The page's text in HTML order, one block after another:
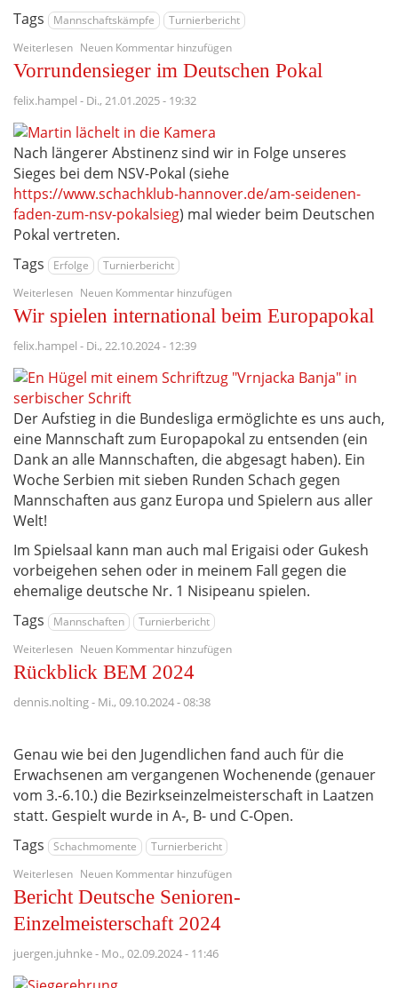
Tags Mannschaftskämpfe
Turnierbericht
Weiterlesen über
Abstiegsgespenster
am
Neuen Kommentar hinzufügen
Vorrundensieger im Deutschen Pokal
felix.hampel - Di., 21.01.2025 - 19:32
Nach längerer Abstinenz sind wir in Folge unseres
Sieges bei dem NSV-Pokal (siehe
https://www.schachklub-hannover.de/am-seidenen-
faden-zum-nsv-pokalsieg) mal wieder beim Deutschen
Pokal vertreten.
Tags
Erfolge
Turnierbericht
Weiterlesen über
Vorrundensieger
im
Pokal
Neuen Kommentar hinzufügen
Wir spielen international beim Europapokal
felix.hampel - Di., 22.10.2024 - 12:39
Der Aufstieg in die Bundesliga ermöglichte es uns auch,
eine Mannschaft zum Europapokal zu entsenden (ein
Dank an alle Mannschaften, die abgesagt haben). Ein
Woche Serbien mit sieben Runden Schach gegen
Mannschaften aus ganz Europa und Spielern aus aller
Welt!
Im Spielsaal kann man auch mal Erigaisi oder Gukesh
vorbeigehen sehen oder in meinem Fall gegen die
ehemalige deutsche Nr. 1 Nisipeanu spielen.
Tags
Mannschaften
Turnierbericht
Weiterlesen über
Wir
spielen
beim
Neuen Kommentar hinzufügen
Rückblick BEM 2024
dennis.nolting- Mi., 09.10.2024 - 08:38
Genau wie bei den Jugendlichen fand auch für die
Erwachsenen am vergangenen Wochenende (genauer
vom 3.-6.10.) die Bezirkseinzelmeisterschaft in Laatzen
statt. Gespielt wurde in A-, B- und C-Open.
Tags
Schachmomente
Turnierbericht
Weiterlesen über
BEM
2024
Neuen Kommentar hinzufügen
Bericht Deutsche Senioren-
Einzelmeisterschaft 2024
juergen.juhnke- Mo., 02.09.2024 - 11:46